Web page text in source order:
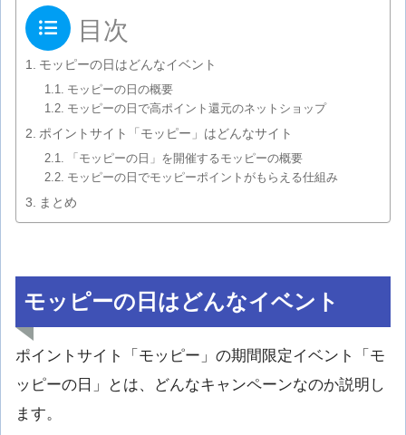
目次
モッピーの日はどんなイベント
モッピーの日の概要
モッピーの日で高ポイント還元のネットショップ
ポイントサイト「モッピー」はどんなサイト
「モッピーの日」を開催するモッピーの概要
モッピーの日でモッピーポイントがもらえる仕組み
まとめ
モッピーの日はどんなイベント
ポイントサイト「モッピー」の期間限定イベント「モ
ッピーの日」とは、どんなキャンペーンなのか説明し
ます。